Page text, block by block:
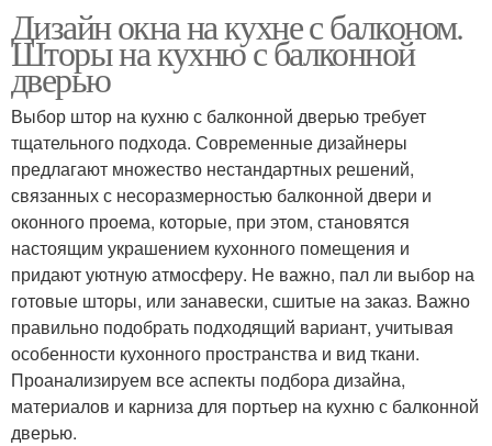
Дизайн окна на кухне с балконом.
Шторы на кухню с балконной
дверью
Выбор штор на кухню с балконной дверью требует
тщательного подхода. Современные дизайнеры
предлагают множество нестандартных решений,
связанных с несоразмерностью балконной двери и
оконного проема, которые, при этом, становятся
настоящим украшением кухонного помещения и
придают уютную атмосферу. Не важно, пал ли выбор на
готовые шторы, или занавески, сшитые на заказ. Важно
правильно подобрать подходящий вариант, учитывая
особенности кухонного пространства и вид ткани.
Проанализируем все аспекты подбора дизайна,
материалов и карниза для портьер на кухню с балконной
дверью.